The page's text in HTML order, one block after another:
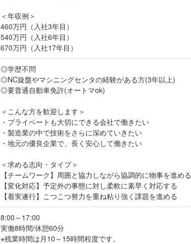
＜年収例＞
460万円（入社3年目）
540万円（入社6年目）
670万円（入社17年目）
◎学歴不問
◎NC旋盤やマシニングセンタの経験がある方(3年以上)
◎要普通自動車免許(オートマok)
＜こんな方を歓迎します＞
・プライベートも大切にできる会社で働きたい
・製造業の中で技術をさらに深めていきたい
・地元の優良企業で、長く安心して働きたい
＜求める志向・タイプ＞
【チームワーク】周囲と協力しながら協調的に物事を進める
【変化対応】予定外の事態に対し柔軟に素早く対応する
【着実遂行】こつこつ努力を重ね粘り強く課題を進める
8:00～17:00
実働8時間/休憩60分
※残業時間は月10～15時間程度です。